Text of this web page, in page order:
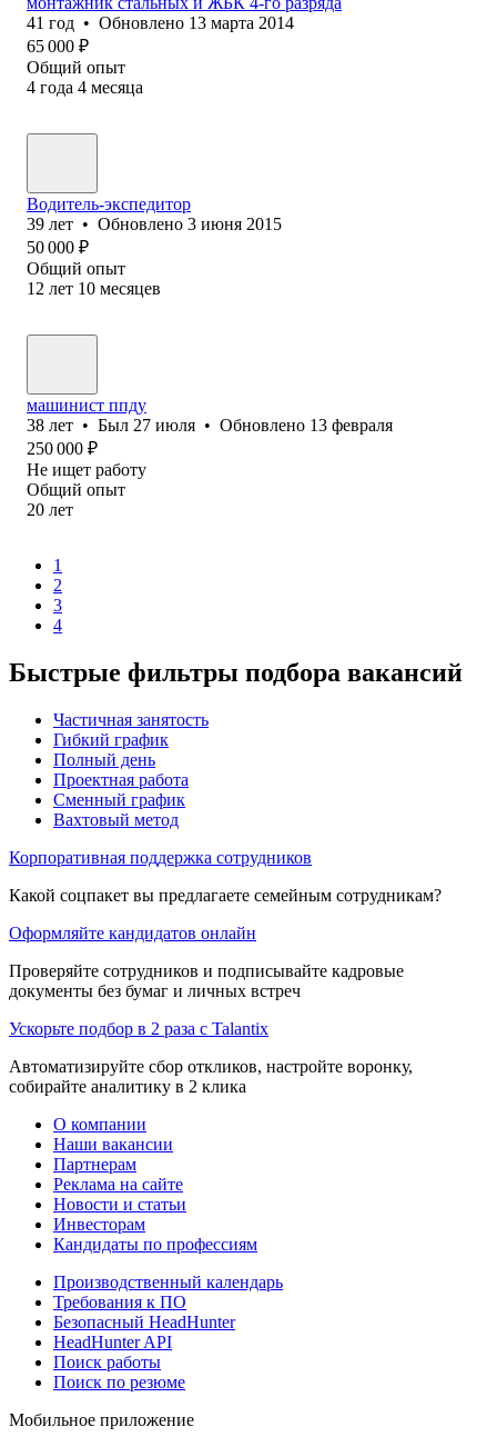
41 год • Обновлено 13 марта 2014
65 000 ₽
Общий опыт
4 года 4 месяца
Водитель-экспедитор
39 лет • Обновлено 3 июня 2015
50 000 ₽
Общий опыт
12 лет 10 месяцев
машинист ппду
38 лет • Был 27 июля • Обновлено 13 февраля
250 000 ₽
Не ищет работу
Общий опыт
20 лет
1
2
3
4
Быстрые фильтры подбора вакансий
Частичная занятость
Гибкий график
Полный день
Проектная работа
Сменный график
Вахтовый метод
Корпоративная поддержка сотрудников
Какой соцпакет вы предлагаете семейным сотрудникам?
Оформляйте кандидатов онлайн
Проверяйте сотрудников и подписывайте кадровые
документы без бумаг и личных встреч
Ускорьте подбор в 2 раза с Talantix
Автоматизируйте сбор откликов, настройте воронку,
собирайте аналитику в 2 клика
О компании
Наши вакансии
Партнерам
Реклама на сайте
Новости и статьи
Инвесторам
Кандидаты по профессиям
Производственный календарь
Требования к ПО
Безопасный HeadHunter
HeadHunter API
Поиск работы
Поиск по резюме
Мобильное приложение